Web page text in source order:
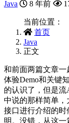
Java 8 年前
当前位置：
首页
Java
正文
和前面两篇文章
体验Demo和关键
的认识了，但是
中说的那样简单，
接口进行介绍的
明。没错，从这